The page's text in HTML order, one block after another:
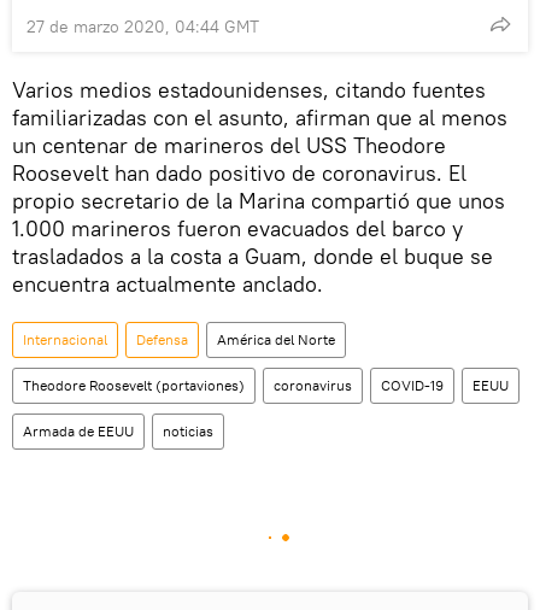
27 de marzo 2020, 04:44 GMT
Varios medios estadounidenses, citando fuentes
familiarizadas con el asunto, afirman que al menos
un centenar de marineros del USS Theodore
Roosevelt han dado positivo de coronavirus. El
propio secretario de la Marina compartió que unos
1.000 marineros fueron evacuados del barco y
trasladados a la costa a Guam, donde el buque se
encuentra actualmente anclado.
Internacional Defensa América del Norte
Theodore Roosevelt (portaviones) coronavirus COVID-19 EEUU
Armada de EEUU noticias